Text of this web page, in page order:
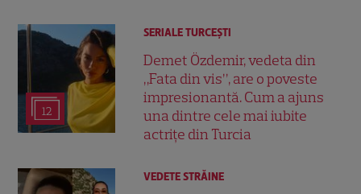
12
SERIALE TURCEŞTI
Demet Özdemir, vedeta din
„Fata din vis”, are o poveste
impresionantă. Cum a ajuns
una dintre cele mai iubite
actrițe din Turcia
VEDETE STRĂINE